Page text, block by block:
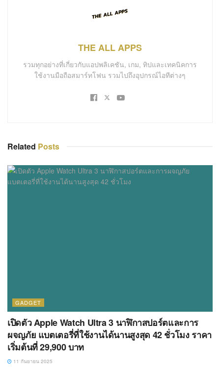
THE ALL APPS
รวมทุกอย่างที่เกี่ยวกับแอปพลิเคชัน, เกม, ทิปและเทคนิคการ
ใช้งานมือถือสมาร์ทโฟน รวมไปถึงอุปกรณ์ไอทีต่างๆ
Related Posts
GADGET
เปิดตัว Apple Watch Ultra 3 นาฬิกาสปอร์ตและการ
ผจญภัย แบตเตอรี่ที่ใช้งานได้นานสูงสุด 42 ชั่วโมง ราคา
เริ่มต้นที่ 29,900 บาท
11 กันยายน 2025